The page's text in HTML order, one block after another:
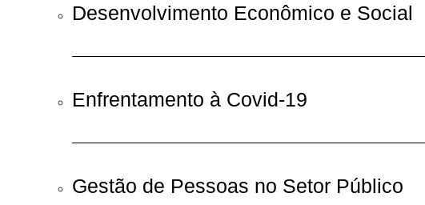
Desenvolvimento Econômico e Social
Enfrentamento à Covid-19
Gestão de Pessoas no Setor Público